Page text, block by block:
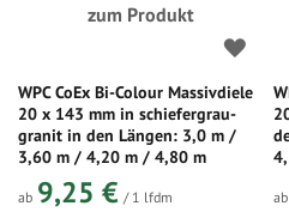
zum Produkt
WPC CoEx Bi-Colour Massivdiele
20 x 143 mm in schiefergrau-
granit in den Längen: 3,0 m /
3,60 m / 4,20 m / 4,80 m
ab 9,25 € / 1 lfdm
ab